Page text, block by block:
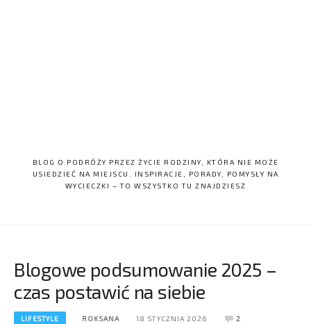
BLOG O PODRÓŻY PRZEZ ŻYCIE RODZINY, KTÓRA NIE MOŻE
USIEDZIEĆ NA MIEJSCU. INSPIRACJE, PORADY, POMYSŁY NA
WYCIECZKI – TO WSZYSTKO TU ZNAJDZIESZ
Blogowe podsumowanie 2025 –
czas postawić na siebie
LIFESTYLE ROKSANA 18 STYCZNIA 2026 2